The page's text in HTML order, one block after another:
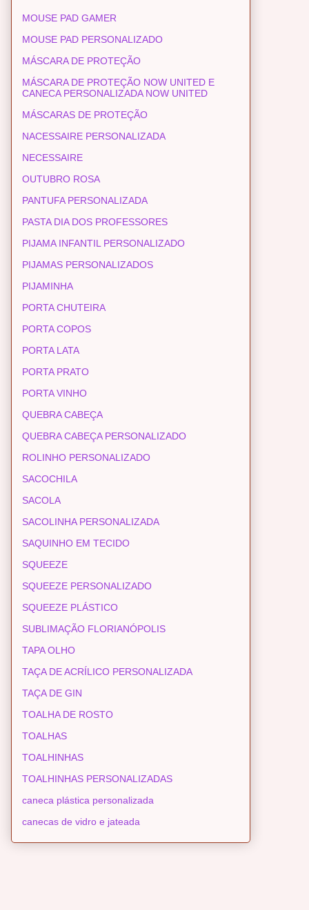
MOUSE PAD GAMER
MOUSE PAD PERSONALIZADO
MÁSCARA DE PROTEÇÃO
MÁSCARA DE PROTEÇÃO NOW UNITED E
CANECA PERSONALIZADA NOW UNITED
MÁSCARAS DE PROTEÇÃO
NACESSAIRE PERSONALIZADA
NECESSAIRE
OUTUBRO ROSA
PANTUFA PERSONALIZADA
PASTA DIA DOS PROFESSORES
PIJAMA INFANTIL PERSONALIZADO
PIJAMAS PERSONALIZADOS
PIJAMINHA
PORTA CHUTEIRA
PORTA COPOS
PORTA LATA
PORTA PRATO
PORTA VINHO
QUEBRA CABEÇA
QUEBRA CABEÇA PERSONALIZADO
ROLINHO PERSONALIZADO
SACOCHILA
SACOLA
SACOLINHA PERSONALIZADA
SAQUINHO EM TECIDO
SQUEEZE
SQUEEZE PERSONALIZADO
SQUEEZE PLÁSTICO
SUBLIMAÇÃO FLORIANÓPOLIS
TAPA OLHO
TAÇA DE ACRÍLICO PERSONALIZADA
TAÇA DE GIN
TOALHA DE ROSTO
TOALHAS
TOALHINHAS
TOALHINHAS PERSONALIZADAS
caneca plástica personalizada
canecas de vidro e jateada